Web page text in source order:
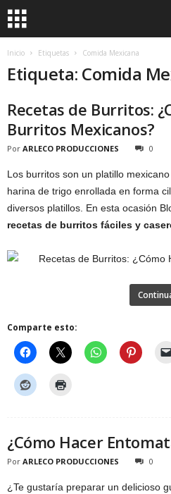
Inicio Etiquetas Comida Mexicana
Etiqueta: Comida
Recetas de Burritos:
Burritos Mexicanos?
Por ARLECO PRODUCCIONES 0
Los burritos son un platillo
harina de trigo enrollada en forma
diversos platillos. En esta ocasión
recetas de burritos fáciles y
Comparte esto:
¿Cómo Hacer
Por ARLECO PRODUCCIONES 0
¿Te gustaría preparar un delicioso